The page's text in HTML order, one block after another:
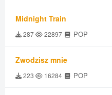
Midnight Train
287 22897 POP
Zwodzisz mnie
223 16284 POP